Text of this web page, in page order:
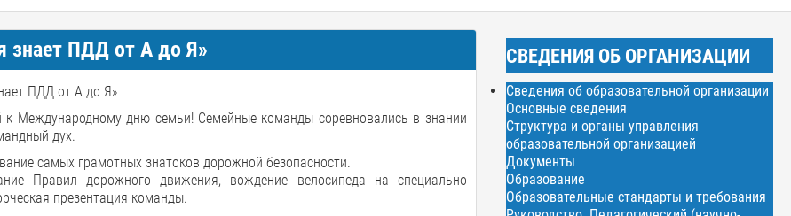
знает ПДД от А до Я»
ПДД от А до Я»
к Международному дню семьи! Семейные команды соревновались в знании
дух.
самых грамотных знатоков дорожной безопасности.
Правил дорожного движения, вождение велосипеда на специально
презентация команды.
СВЕДЕНИЯ ОБ ОРГАНИЗАЦИИ
Сведения об образовательной организации
Основные сведения
Структура и органы управления
образовательной организацией
Документы
Образование
Образовательные стандарты и требования